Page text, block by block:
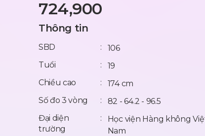
724,900
Thông tin
SBD :
106
Tuổi
:
19
Chiều cao
:
174 cm
Số đo 3 vòng
:
82 - 64.2 - 96.5
Đại diện
trường
:
Học viện Hàng không
Nam